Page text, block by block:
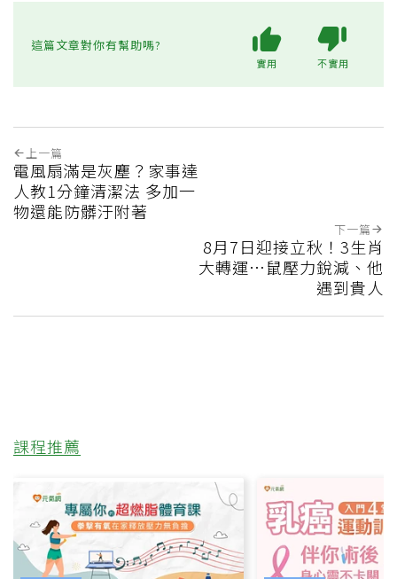
這篇文章對你有幫助嗎?
實用 不實用
上一篇
電風扇滿是灰塵？家事達
人教1分鐘清潔法 多加一
物還能防髒汙附著
下一篇
8月7日迎接立秋！3生肖
大轉運…鼠壓力銳減、他
遇到貴人
課程推薦